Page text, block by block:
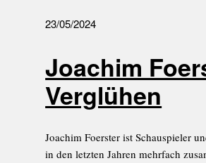
23/05/2024
Joachim
Verglühen
Joachim Foerster ist Schauspieler
in den letzten Jahren mehrfach